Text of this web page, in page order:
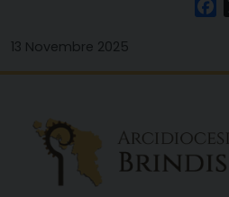
13 Novembre 2025